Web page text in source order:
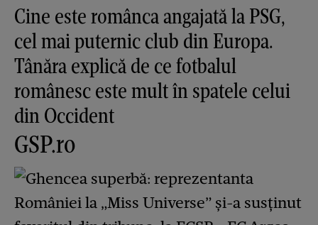
Cine este românca angajată la PSG,
cel mai puternic club din Europa.
Tânăra explică de ce fotbalul
românesc este mult în spatele celui
din Occident
GSP.ro